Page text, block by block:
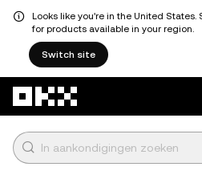
Looks like you're in the United
for products available in your region.
Switch site